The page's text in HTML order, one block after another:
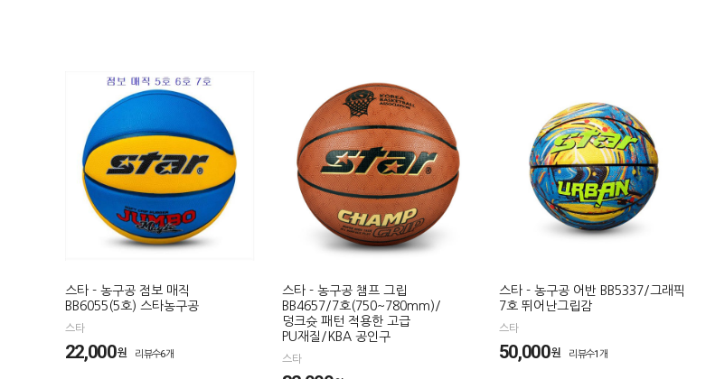
스타 - 농구공 점보 매직
BB6055(5호) 스타농구공
스타
22,000원 리뷰수6개
스타 - 농구공 챔프 그립
BB4657/7호(750~780mm)/
덩크슛 패턴 적용한 고급
PU재질/KBA 공인구
스타
스타 - 농구공 어반 BB5337/그래픽
7호 뛰어난그립감
스타
50,000원 리뷰수1개